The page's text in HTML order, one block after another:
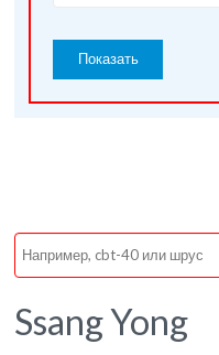
Показать
Ssang Yong